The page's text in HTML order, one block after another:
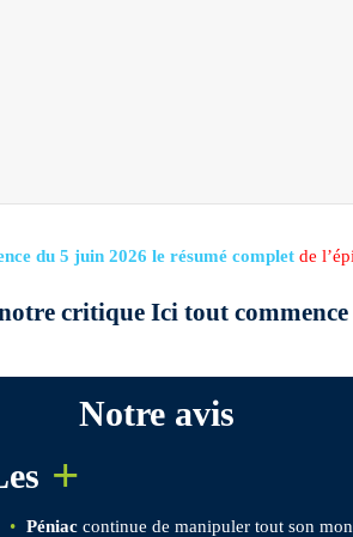
du 5 juin 2026 le résumé complet de
critique Ici tout
Notre avis
+
Péniac continue de manipuler tout son